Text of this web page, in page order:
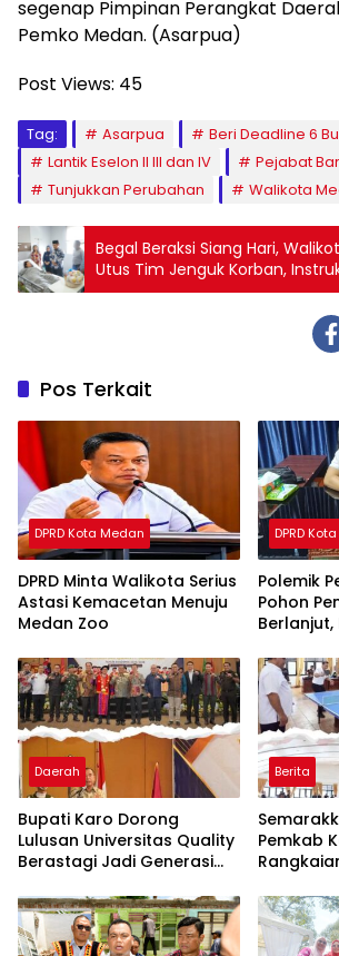
segenap Pimpinan Perangkat
Pemko Medan. (Asarpua)
Post Views: 45
Tag: Asarpua
Beri Deadline 6
Lantik Eselon II III dan IV
Pejabat
Tunjukkan Perubahan
Walikota
Begal Beraksi Siang Hari,
Utus Tim Jenguk Korban,
Pengaktifan Pos Kamling
Pos Terkait
DPRD Kota Medan
DPRD Minta Walikota Serius
Astasi Kemacetan Menuju
Medan Zoo
DPRD
Polemik
Pohon
Berlanjut,
Badan
Daerah
Bupati Karo Dorong
Lulusan Universitas Quality
Berastagi Jadi Generasi
Berita
Pemkab